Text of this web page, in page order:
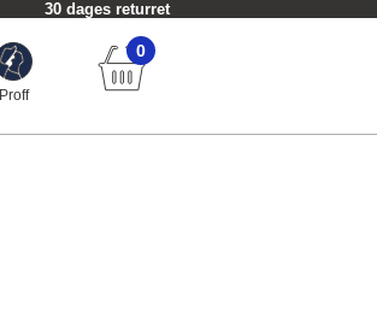
30 dages returret
Proff
0